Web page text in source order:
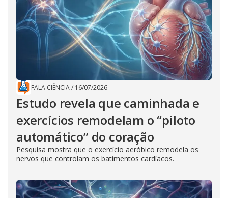
FALA CIÊNCIA/ 16/07/2026
Estudo revela que caminhada e
exercícios remodelam o “piloto
automático” do coração
Pesquisa mostra que o exercício aeróbico remodela os
nervos que controlam os batimentos cardíacos.